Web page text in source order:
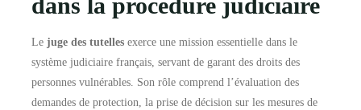
dans la procédure judiciaire
Le juge des tutellesexerce une mission essentielle dans le
système judiciaire français, servant de garant des droits des
personnes vulnérables. Son rôle comprend l’évaluation des
demandes de protection, la prise de décision sur les mesures de